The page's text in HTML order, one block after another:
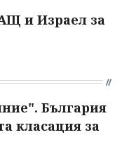
и Израел за
България
класация за